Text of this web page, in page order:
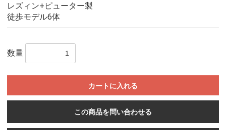
レズィン+ピューター製
徒歩モデル6体
数量
カートに入れる
この商品を問い合わせる